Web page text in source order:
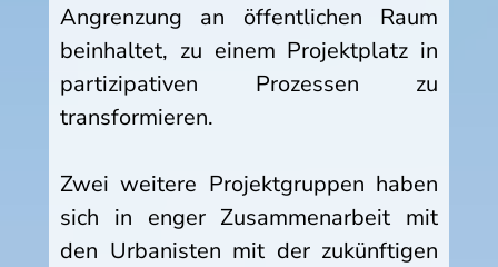
Angrenzung an öffentlichen Raum
beinhaltet, zu einem Projektplatz in
partizipativen Prozessen zu
transformieren.
Zwei weitere Projektgruppen haben
sich in enger Zusammenarbeit mit
den Urbanisten mit der zukünftigen